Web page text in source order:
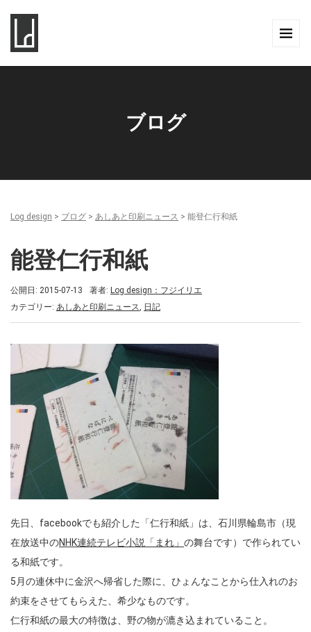
ブログ
Log design > ブログ > あしあと印刷ニュース > 能登仁行和紙
能登仁行和紙
公開日: 2015-07-13 著者: Log design：フジイリエ
カテゴリー: あしあと印刷ニュース, 日記
先日、facebookでも紹介した「仁行和紙」は、石川県輪島市（現
在放送中のNHK連続テレビ小説「まれ」 の舞台です）で作られてい
る和紙です。
5月の連休中に金沢へ帰省した際に、ひょんなことから仕入れのお
約束をさせてもらえた、希少なものです。
仁行和紙の最大の特徴は、野の物が漉き込まれていること。